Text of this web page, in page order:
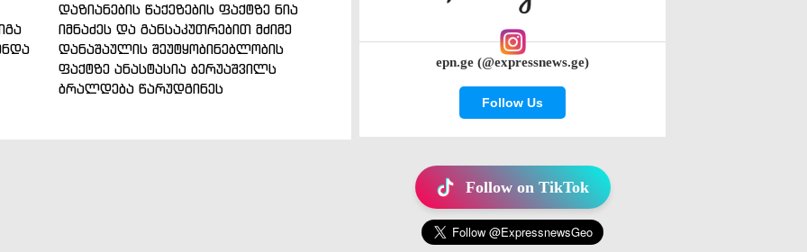
დაზიანების წაქეზების ფაქტზე ნია
იმნაძეს და განსაკუთრებით მძიმე
დანაშაულის შეუტყობინებლობის
ფაქტზე ანასტასია ბერუაშვილს
ბრალდება წარუდგინეს
epn.ge (@expressnews.ge)
Follow Us
Follow on TikTok